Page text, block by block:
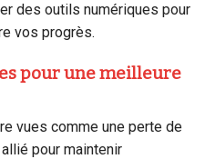
des outils numériques pour
vos progrès.
pour une meilleure
vues comme une perte de
pour maintenir